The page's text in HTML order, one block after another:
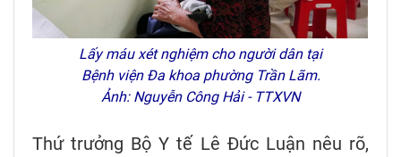
Lấy máu xét nghiệm cho người dân tại
Bệnh viện Đa khoa phường Trần Lãm.
Ảnh: Nguyễn Công Hải - TTXVN
Thứ trưởng Bộ Y tế Lê Đức Luận nêu rõ,